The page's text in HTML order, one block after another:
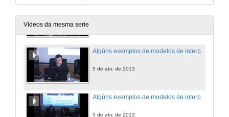
Vídeos da mesma serie
Presentación de Manuel Estévez Caride
Algúns exemplos de modelos de interpretación de patrimonio
5 de abr. de 2013
5 de abr. de 2013